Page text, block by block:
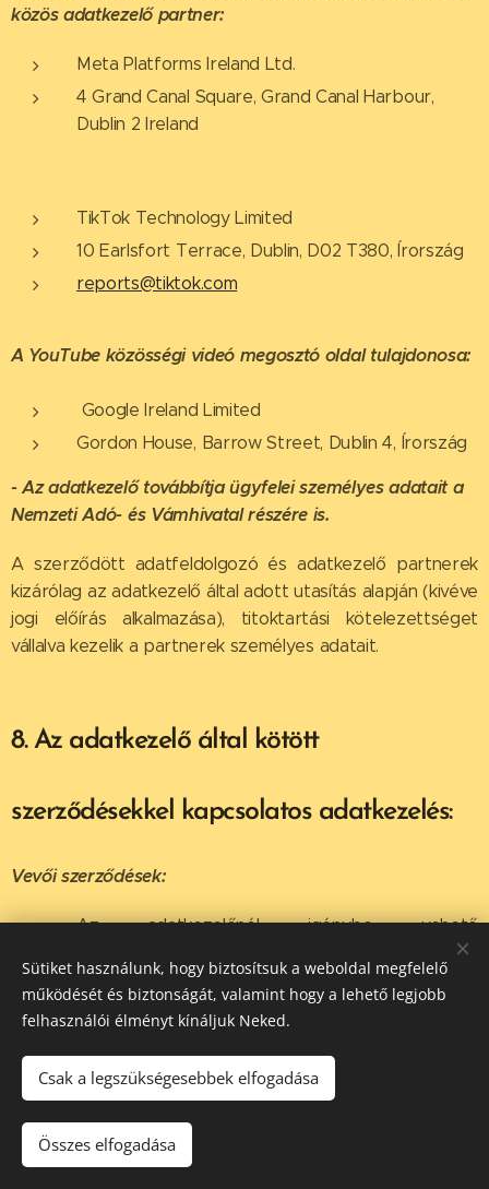
közös adatkezelő partner:
Meta Platforms Ireland Ltd.
4 Grand Canal Square, Grand Canal Harbour,
Dublin 2 Ireland
TikTok Technology Limited
10 Earlsfort Terrace, Dublin, D02 T380, Írország
reports@tiktok.com
A YouTube közösségi videó megosztó oldal tulajdonosa:
Google Ireland Limited
Gordon House, Barrow Street, Dublin 4, Írország
- Az adatkezelő továbbítja ügyfelei személyes adatait a
Nemzeti Adó- és Vámhivatal részére is.
A szerződött adatfeldolgozó és adatkezelő partnerek
kizárólag az adatkezelő által adott utasítás alapján (kivéve
jogi előírás alkalmazása), titoktartási kötelezettséget
vállalva kezelik a partnerek személyes adatait.
8. Az adatkezelő által kötött
szerződésekkel kapcsolatos adatkezelés:
Vevői szerződések:
Az adatkezelőnél igénybe vehető
szolgáltatásokra jelentkezni személyesen, e-
mailen, telefonon, a weboldalakon
(www.varazserintes.hu, www.joboszi.hu) elérhető
online időpontfoglaló rendszer használatával, a
www.joboszi.hu weboldalon található jelentkezési
űrlap kitöltésével, vagy a közösségi oldalakon
adatkezelő az ügyfél nevét, telefonszámát, e-mail
címét kéri megadni. A személyes adatokat az
Sütiket használunk, hogy biztosítsuk a weboldal megfelelő
működését és biztonságát, valamint hogy a lehető legjobb
felhasználói élményt kínáljuk Neked.
Csak a legszükségesebbek elfogadása
Összes elfogadása